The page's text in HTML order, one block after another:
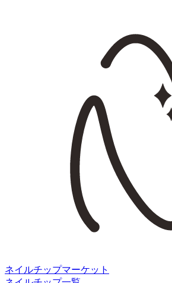
ネイルチップマーケット